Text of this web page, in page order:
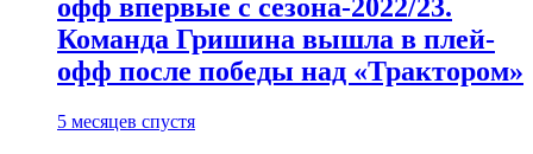
офф впервые с сезона-2022/23.
Команда Гришина вышла в плей-
офф после победы над «Трактором»
5 месяцев спустя